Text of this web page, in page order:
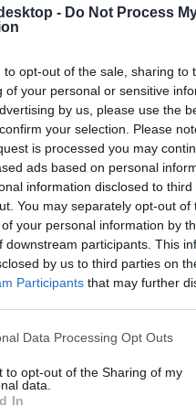
- Do Not Process
to opt-out of the sale, sharing to
of your personal or sensitive
by us, please use the
your selection. Please
is processed you may
ads based on personal
information disclosed to
You may separately opt-out of
your personal information by
downstream participants. This
by us to third parties on
Participants that may further
Data Processing Opt Outs
to opt-out of the Sharing of my
data.
In
és a Twitter az
tematikus – kutatással és
Infogram
a világszerte egyre
fordulnak. Ezeken a
hasonlítják össze a magyar
információkat a jelentkezéssel
az online tanítást is